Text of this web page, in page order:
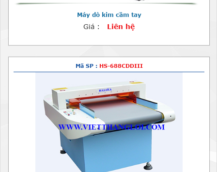
Máy dò kim cầm tay
Giá : Liên hệ
Mã SP : HS-688CDDIII